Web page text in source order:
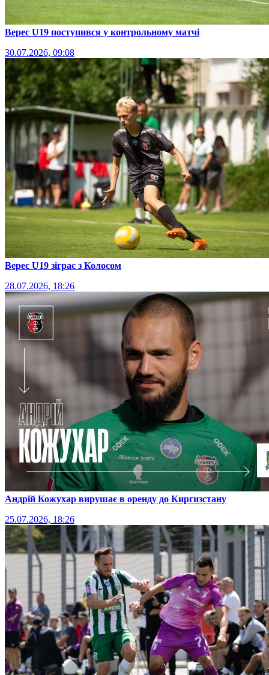
Верес U19 поступився у контрольному матчі
30.07.2026, 09:08
Верес U19 зіграє з Колосом
28.07.2026, 18:26
Андрій Кожухар вирушає в оренду до Киргизстану
25.07.2026, 18:26